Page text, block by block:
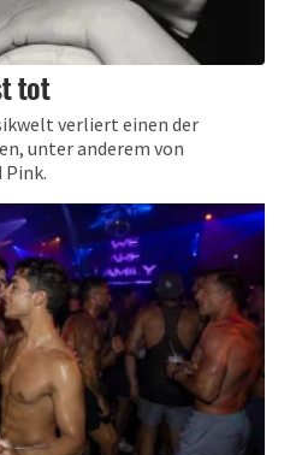
tot
verliert einen der
unter anderem von
Pink.